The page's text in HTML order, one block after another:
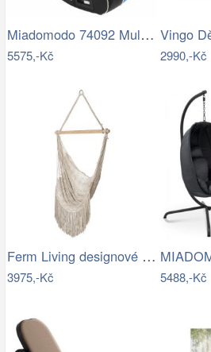
Miadomodo 74092 Multimediální křeslo,…
5575,-Kč 2990,-Kč
Ferm Living designové houpací sítě Path…
3975,-Kč 5488,-Kč